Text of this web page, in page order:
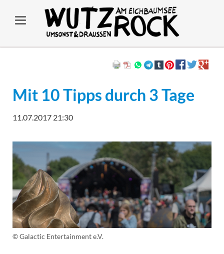
Mit 10 Tipps durch 3 Tage
11.07.2017 21:30
© Galactic Entertainment e.V.